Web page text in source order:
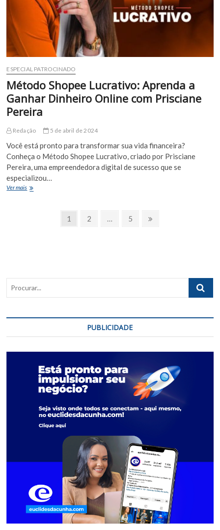
geração
Leads/Clientes
ESPECIAL PATROCINADO
Método Shopee Lucrativo: Aprenda a
Ganhar Dinheiro Online com Prisciane
Pereira
Redação 5 de abril de 2024
Você está pronto para transformar sua vida financeira?
Conheça o Método Shopee Lucrativo, criado por Prisciane
Pereira, uma empreendedora digital de sucesso que se
especializou…
Ver maisMétodo
Page
1 Page
2 Page
5
PUBLICIDADE